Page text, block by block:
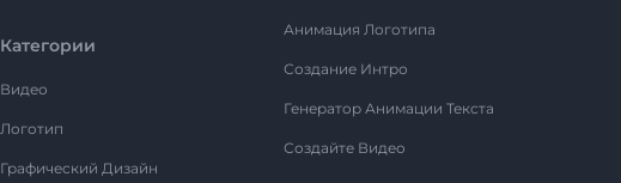
Категории
Видео
Логотип
Графический Дизайн
Анимация Логотипа
Создание Интро
Генератор Анимации Текста
Создайте Видео